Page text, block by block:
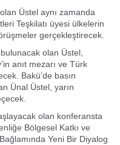
Üstel aynı zamanda
Teşkilatı üyesi ülkelerin
gerçekleştirecek.
olan Üstel,
anıt mezarı ve Türk
Bakü’de basın
Ünal Üstel, yarın
olan konferansta
Bölgesel Katkı ve
Yeni Bir Diyalog